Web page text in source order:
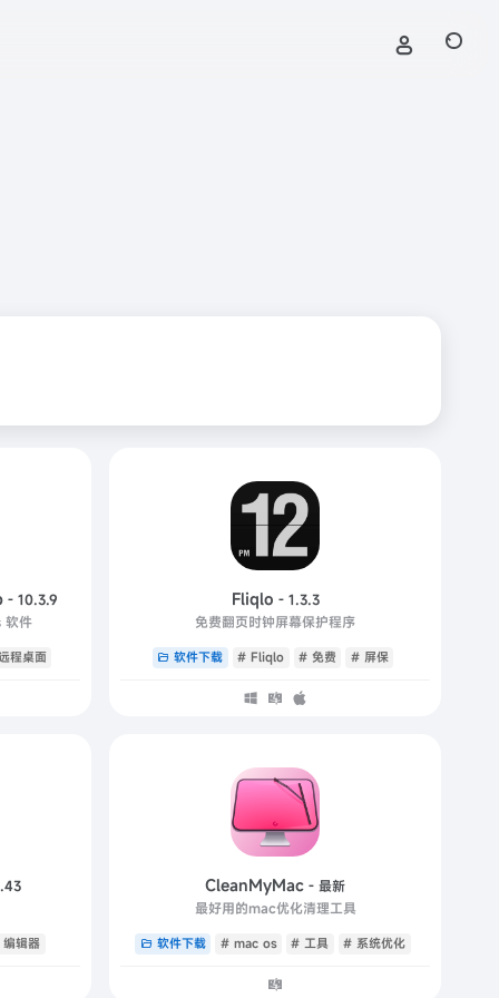
- 10.3.9
软件
程桌面
Fliqlo - 1.3.3
免费翻页时钟屏幕保护程序
软件下载 # Fliqlo # 免费 # 屏保
辑器
CleanMyMac - 最新
最好用的mac优化清理工具
软件下载 # mac os # 工具 # 系统优化